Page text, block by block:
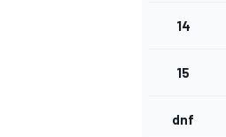
14
15
dnf